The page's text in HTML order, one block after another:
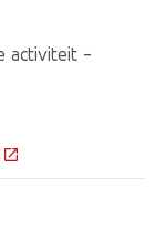
activiteit -